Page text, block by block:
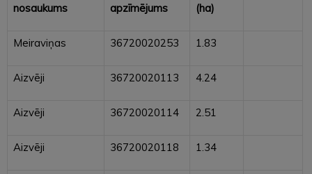
nosaukums
apzīmējums
(ha)
Meiraviņas 36720020253 1.83
Aizvēji 36720020113 4.24
Aizvēji 36720020114 2.51
Aizvēji 36720020118 1.34